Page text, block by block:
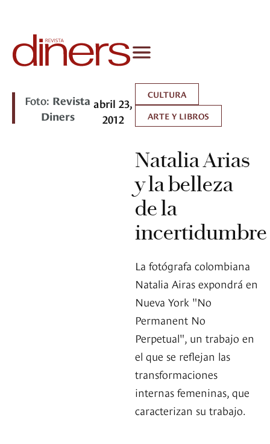
Foto: Revista
Diners
abril 23,
2012
CULTURA
ARTE Y LIBROS
Natalia Arias
y la belleza
de la
incertidumbre
La fotógrafa colombiana
Natalia Airas expondrá en
Nueva York "No
Permanent No
Perpetual", un trabajo en
el que se reflejan las
transformaciones
internas femeninas, que
caracterizan su trabajo.